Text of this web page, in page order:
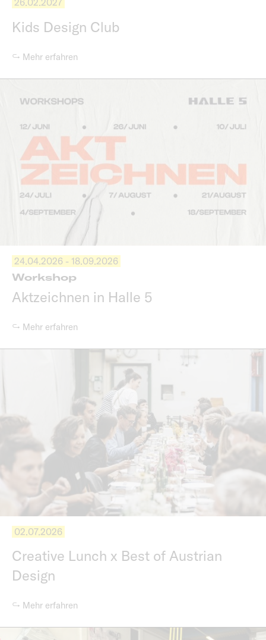
26.02.2027
Kids Design Club
↪ Mehr erfahren
24.04.2026 - 18.09.2026
Workshop
Aktzeichnen in Halle 5
↪ Mehr erfahren
02.07.2026
Creative Lunch x Best of Austrian
Design
↪ Mehr erfahren